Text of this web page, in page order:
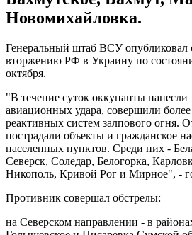
Новомихайловка.
Генеральный штаб ВСУ опубликовал
вторжению РФ в Украину по
октября.
"В течение суток оккупанты нанесли
авиационных удара, совершили более
реактивных систем залпового огня.
пострадали объекты и гражданское
населенных пунктов. Среди них -
Северск, Соледар, Белогорка,
Никополь, Кривой Рог и Мирное", -
Противник совершал обстрелы:
на Северском направлении - в